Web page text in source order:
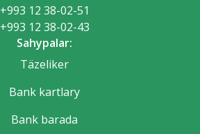
+993 12 38-02-51
+993 12 38-02-43
Sahypalar:
Täzeliker
Bank kartlary
Bank barada